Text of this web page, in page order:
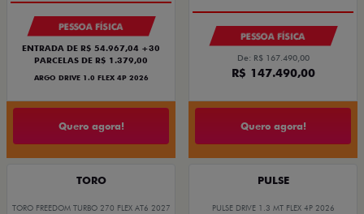
PESSOA FÍSICA
ENTRADA DE R$ 54.967,04 +30
PARCELAS DE R$ 1.379,00
ARGO DRIVE 1.0 FLEX 4P 2026
Quero agora!
PESSOA FÍSICA
De: R$ 167.490,00
R$ 147.490,00
Quero agora!
TORO
TORO FREEDOM TURBO 270 FLEX AT6 2027
PULSE
PULSE DRIVE 1.3 MT FLEX 4P 2026